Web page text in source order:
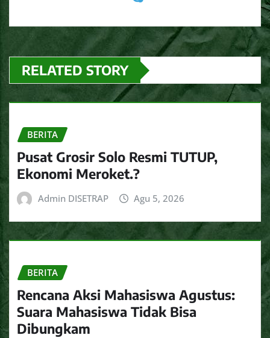
RELATED STORY
BERITA
Pusat Grosir Solo Resmi TUTUP,
Ekonomi Meroket.?
Admin DISETRAP Agu 5, 2026
BERITA
Rencana Aksi Mahasiswa Agustus:
Suara Mahasiswa Tidak Bisa
Dibungkam